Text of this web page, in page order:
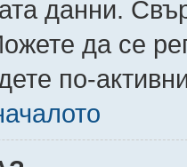
данни.
да се
по-